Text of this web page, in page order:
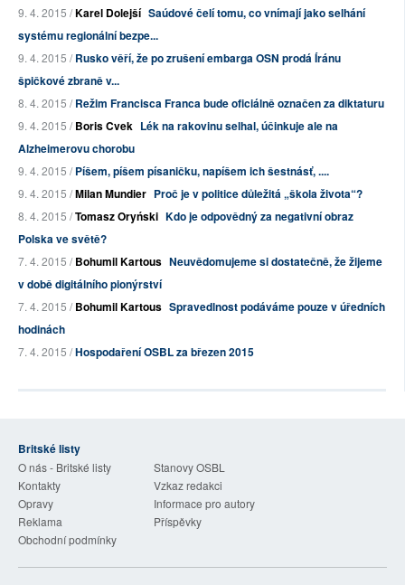
9. 4. 2015 /Karel Dolejší Saúdové čelí tomu, co vnímají jako selhání
systému regionální bezpe...
9. 4. 2015 /Rusko věří, že po zrušení embarga OSN prodá Íránu
špičkové zbraně v...
8. 4. 2015 /Režim Francisca Franca bude oficiálně označen za diktaturu
9. 4. 2015 /Boris Cvek Lék na rakovinu selhal, účinkuje ale na
Alzheimerovu chorobu
9. 4. 2015 /Píšem, píšem písaničku, napíšem ich šestnásť, ....
9. 4. 2015 /Milan Mundier Proč je v politice důležitá „škola života“?
8. 4. 2015 /Tomasz Oryński Kdo je odpovědný za negativní obraz
Polska ve světě?
7. 4. 2015 /Bohumil Kartous Neuvědomujeme si dostatečně, že žijeme
v době digitálního pionýrství
7. 4. 2015 /Bohumil Kartous Spravedlnost podáváme pouze v úředních
hodinách
7. 4. 2015 /Hospodaření OSBL za březen 2015
Britské listy
O nás - Britské listy
Stanovy OSBL
Kontakty
Vzkaz redakci
Opravy
Informace pro autory
Reklama
Příspěvky
Obchodní podmínky